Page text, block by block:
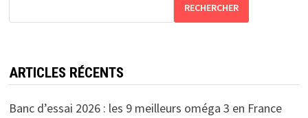
RECHERCHER
ARTICLES RÉCENTS
Banc d’essai 2026 : les 9 meilleurs oméga 3 en France